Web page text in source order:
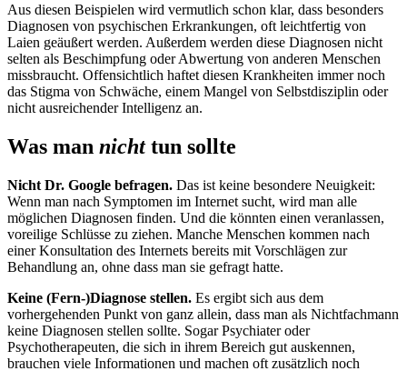
Aus diesen Beispielen wird vermutlich schon klar, dass besonders
Diagnosen von psychischen Erkrankungen, oft leichtfertig von
Laien geäußert werden. Außerdem werden diese Diagnosen nicht
selten als Beschimpfung oder Abwertung von anderen Menschen
missbraucht. Offensichtlich haftet diesen Krankheiten immer noch
das Stigma von Schwäche, einem Mangel von Selbstdisziplin oder
nicht ausreichender Intelligenz an.
Was man nichttun sollte
Nicht Dr. Google befragen. Das ist keine besondere Neuigkeit:
Wenn man nach Symptomen im Internet sucht, wird man alle
möglichen Diagnosen finden. Und die könnten einen veranlassen,
voreilige Schlüsse zu ziehen. Manche Menschen kommen nach
einer Konsultation des Internets bereits mit Vorschlägen zur
Behandlung an, ohne dass man sie gefragt hatte.
Keine (Fern-)Diagnose stellen. Es ergibt sich aus dem
vorhergehenden Punkt von ganz allein, dass man als Nichtfachmann
keine Diagnosen stellen sollte. Sogar Psychiater oder
Psychotherapeuten, die sich in ihrem Bereich gut auskennen,
brauchen viele Informationen und machen oft zusätzlich noch